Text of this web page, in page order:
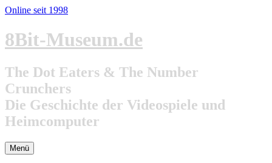
Online seit 1998
Zum
Inhalt
8Bit-Museum.de
The Dot Eaters & The Number
Crunchers
Die Geschichte der Videospiele und
Heimcomputer
Menü